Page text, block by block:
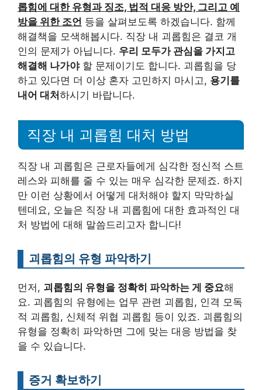
롭힘에 대한 유형과 징조, 법적 대응 방안, 그리고 예
방을 위한 조언 등을 살펴보도록 하겠습니다. 함께
해결책을 모색해봅시다. 직장 내 괴롭힘은 결코 개
인의 문제가 아닙니다. 우리 모두가 관심을 가지고
해결해 나가야할 문제이기도 합니다. 괴롭힘을 당
하고 있다면 더 이상 혼자 고민하지 마시고, 용기를
내어 대처하시기 바랍니다.
직장 내 괴롭힘 대처 방법
직장 내 괴롭힘은 근로자들에게 심각한 정신적 스트
레스와 피해를 줄 수 있는 매우 심각한 문제죠. 하지
만 이런 상황에서 어떻게 대처해야 할지 막막하실
텐데요, 오늘은 직장 내 괴롭힘에 대한 효과적인 대
처 방법에 대해 말씀드리고자 합니다!
괴롭힘의 유형 파악하기
먼저, 괴롭힘의 유형을 정확히 파악하는 게 중요해
요. 괴롭힘의 유형에는 업무 관련 괴롭힘, 인격 모독
적 괴롭힘, 신체적 위협 괴롭힘 등이 있죠. 괴롭힘의
유형을 정확히 파악하면 그에 맞는 대응 방법을 찾
을 수 있습니다.
증거 확보하기